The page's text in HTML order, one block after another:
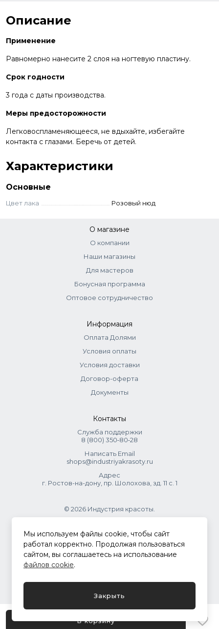
В корзину
Описание
Применение
Равномерно нанесите 2 слоя на ногтевую пластину.
Срок годности
3 года с даты производства.
Меры предосторожности
Легковоспламеняющееся, не вдыхайте, избегайте
контакта с глазами. Беречь от детей.
Характеристики
Основные
Цвет лака Розовый нюд
О магазине
О компании
Наши магазины
Для мастеров
Бонусная программа
Оптовое сотрудничество
Информация
Оплата Долями
Условия оплаты
Условия доставки
Договор-оферта
Документы
Контакты
Служба поддержки
8 (800) 350‑80‑28
Написать Email
shops@industriyakrasoty.ru
Адрес
г. Ростов-на-дону, пр. Шолохова, зд. 11 с. 1
© 2026 Индустрия красоты.
.
Политика конфиденциальности
Мы используем файлы cookie, чтобы сайт
работал корректно. Продолжая пользоваться
сайтом, вы соглашаетесь на использование
файлов cookie.
Закрыть